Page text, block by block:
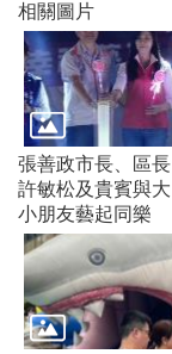
桃
園
市
政
府
E
n
g
s
h
隱
相關圖片
張善政市長、區長
許敏松及貴賓與大
小朋友藝起同樂